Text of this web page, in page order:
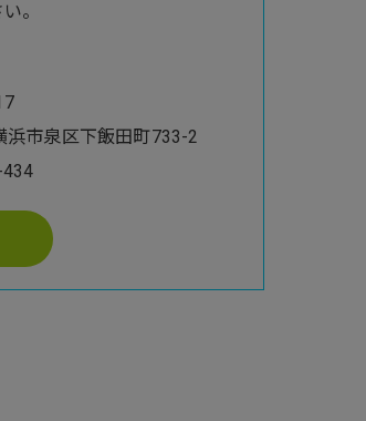
。
浜市泉区下飯田町733-2